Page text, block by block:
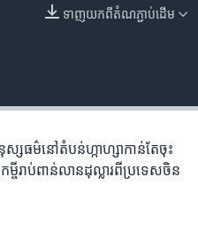
ទាញ​យក​ពី​តំណភ្ជាប់​ដើម
ស្សធម៌​នៅ​តំបន់​ហ្កាហ្សា​កាន់តែ​ចុះ​
ចី​រាប់​ពាន់​លាន​ដុល្លារ​ពី​ប្រទេស​ចិន